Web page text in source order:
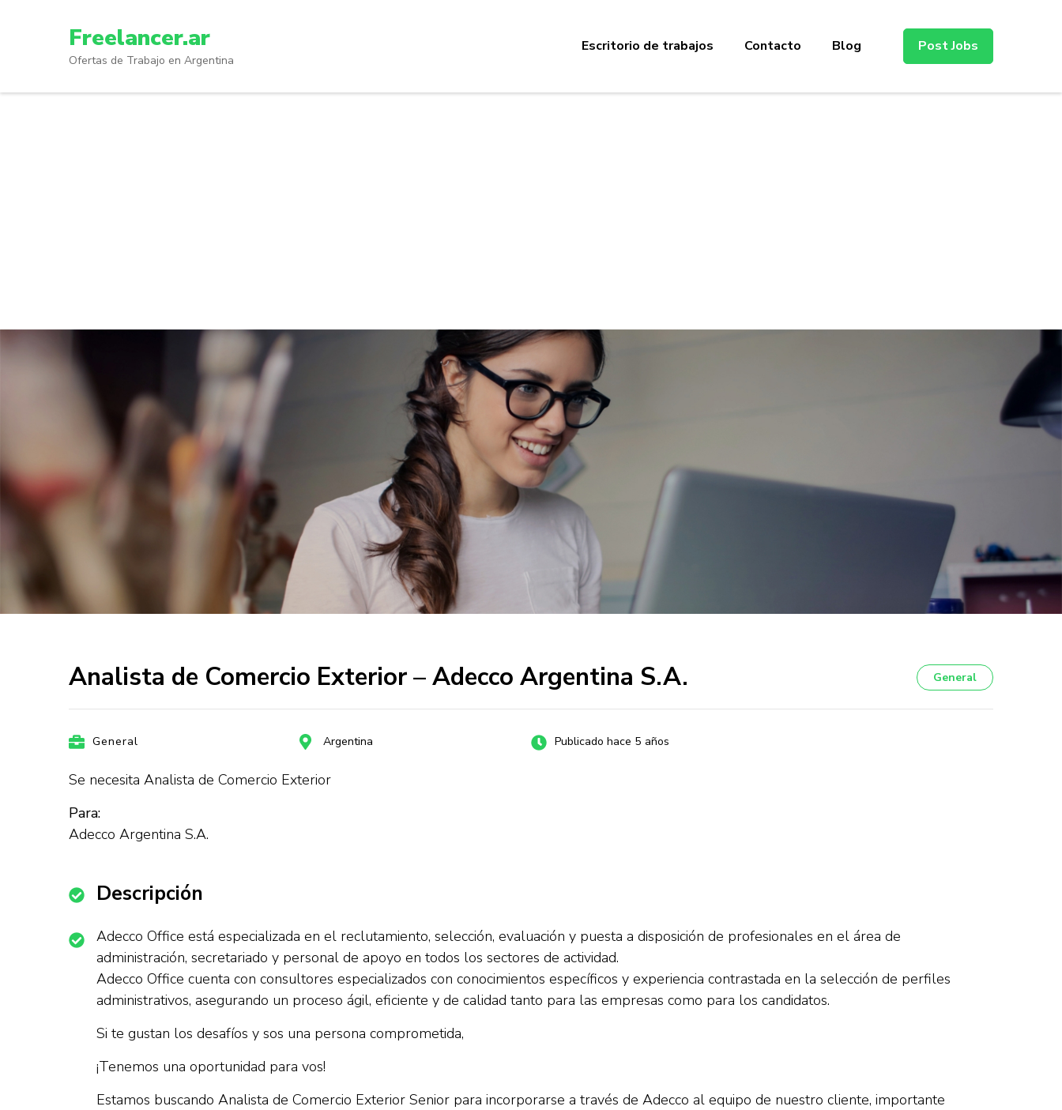
Enter)
Freelancer.ar
Ofertas de Trabajo en Argentina
Escritorio de trabajos Contacto Blog Post Jobs
Analista de Comercio Exterior – Adecco Argentina S.A. General
General Argentina Publicado hace 5 años
Se necesita Analista de Comercio Exterior
Para:
Adecco Argentina S.A.
Descripción
Adecco Office está especializada en el reclutamiento, selección, evaluación y puesta a disposición de profesionales en el área de
administración, secretariado y personal de apoyo en todos los sectores de actividad.
Adecco Office cuenta con consultores especializados con conocimientos específicos y experiencia contrastada en la selección de perfiles
administrativos, asegurando un proceso ágil, eficiente y de calidad tanto para las empresas como para los candidatos.
Si te gustan los desafíos y sos una persona comprometida,
¡Tenemos una oportunidad para vos!
Estamos buscando Analista de Comercio Exterior Senior para incorporarse a través de Adecco al equipo de nuestro cliente, importante